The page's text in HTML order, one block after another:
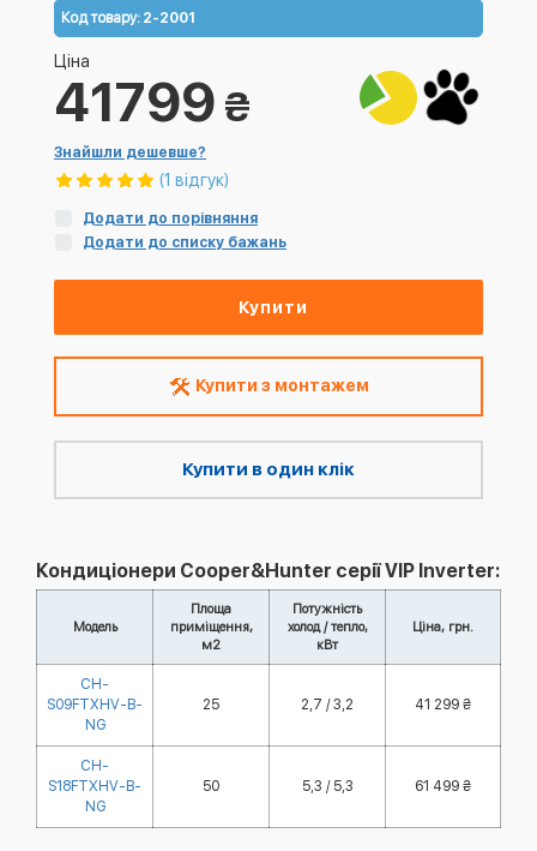
Код товару: 2-2001
Ціна
41799 ₴
Знайшли дешевше?
(1 відгук)
Додати до порівняння
Додати до списку бажань
Купити
Купити з монтажем
Купити в один клік
Кондиціонери Cooper&Hunter серії VIP Inverter:
Модель
Площа
приміщення,
м2
Потужність
холод / тепло,
кВт
Ціна, грн.
CH-
S09FTXHV-B-
NG
25 2,7 / 3,2 41 299 ₴
CH-
S18FTXHV-B-
NG
50 5,3 / 5,3 61 499 ₴